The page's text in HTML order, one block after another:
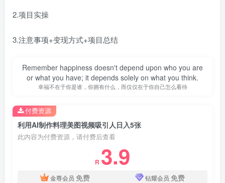
2.项目实操
3.注意事项+变现方式+项目总结
Remember happiness doesn't depend upon who you are
or what you have; it depends solely on what you think.
幸福不在于你是谁，你拥有什么，而仅仅在于你自己怎么看待
利用AI制作料理美图视频吸引人日入5张
此内容为付费资源，请付费后查看
R 3.9
金尊会员 免费 钻耀会员 免费
付费资源